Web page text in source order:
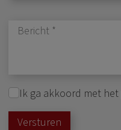
Ik ga akkoord met het
Versturen